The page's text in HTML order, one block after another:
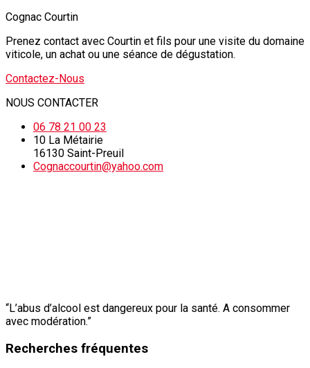
Cognac Courtin
Prenez contact avec Courtin et fils pour une visite du domaine
viticole, un achat ou une séance de dégustation.
Contactez-Nous
NOUS CONTACTER
06 78 21 00 23
10 La Métairie
16130 Saint-Preuil
Cognaccourtin@yahoo.com
“L’abus d’alcool est dangereux pour la santé. A consommer
avec modération.”
Recherches fréquentes